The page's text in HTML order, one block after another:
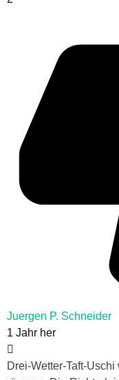
Juergen P. Schneider
1 Jahr her
Drei-Wetter-Taft-